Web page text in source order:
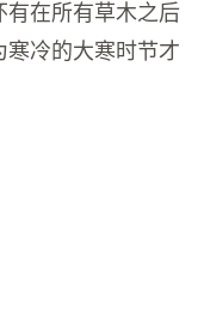
有在所有草木之后
冷的大寒时节才